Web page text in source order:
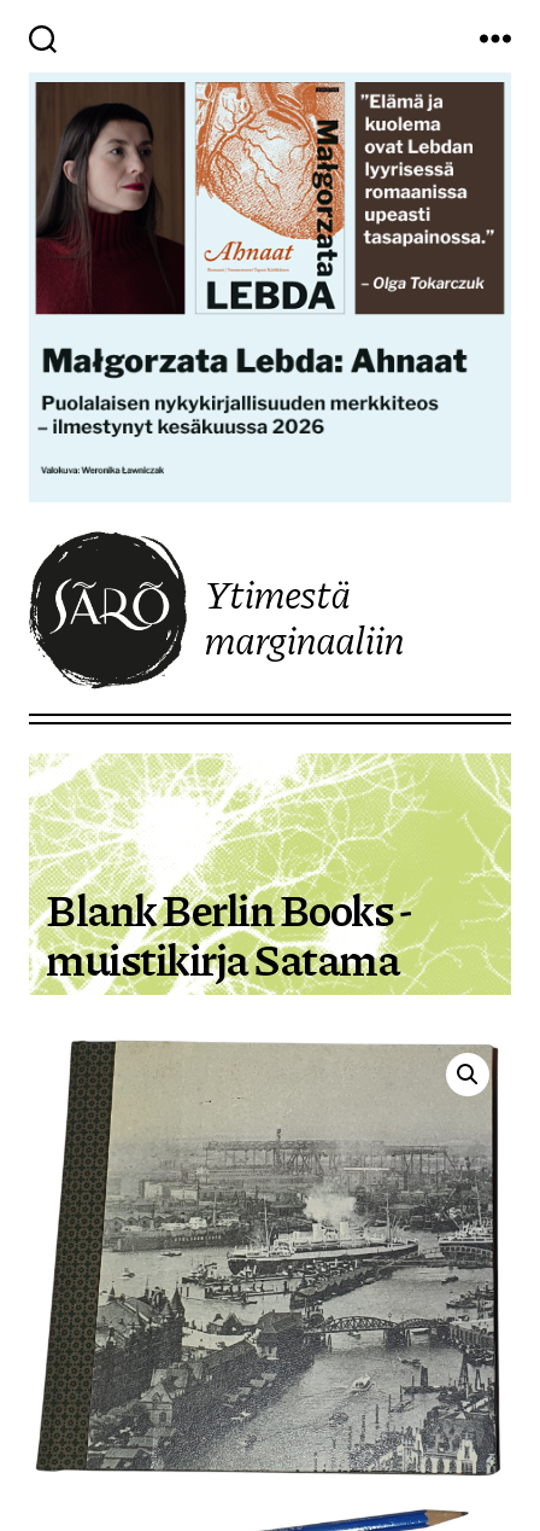
Ytimestä
marginaaliin
Blank Berlin Books -
muistikirja Satama